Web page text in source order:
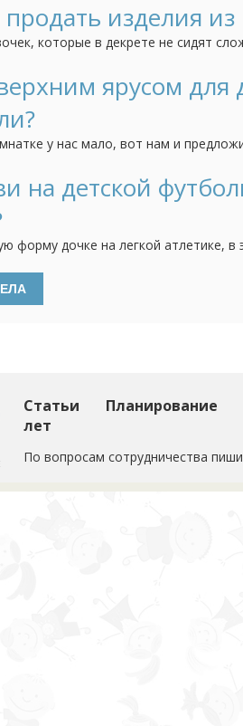
тому же часто), как его лечить и
"для беременных и
изделия из
которые в декрете не сидят
успехов по продаже нет.
Если нельзя оставлять ссылки,
ярусом
у нас мало, вот нам и
она должна быть безопасной.
ли она безопасна. Кому
на детской
форму дочке на легкой атлетике,
Статьи
Планирование
лет
По вопросам сотрудничества